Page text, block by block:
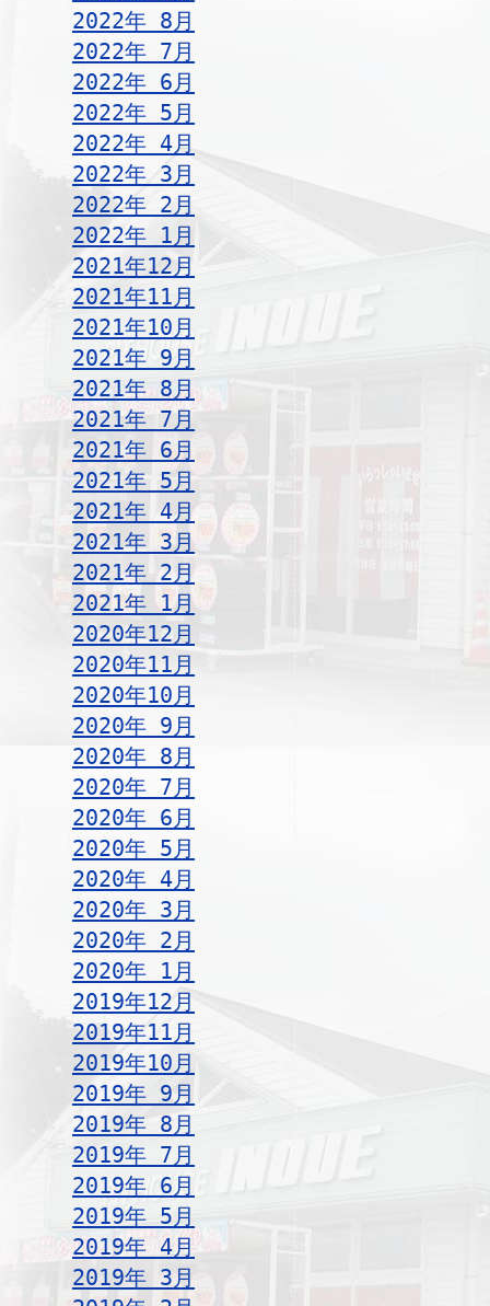
2022年 8月
2022年 7月
2022年 6月
2022年 5月
2022年 4月
2022年 3月
2022年 2月
2022年 1月
2021年12月
2021年11月
2021年10月
2021年 9月
2021年 8月
2021年 7月
2021年 6月
2021年 5月
2021年 4月
2021年 3月
2021年 2月
2021年 1月
2020年12月
2020年11月
2020年10月
2020年 9月
2020年 8月
2020年 7月
2020年 6月
2020年 5月
2020年 4月
2020年 3月
2020年 2月
2020年 1月
2019年12月
2019年11月
2019年10月
2019年 9月
2019年 8月
2019年 7月
2019年 6月
2019年 5月
2019年 4月
2019年 3月